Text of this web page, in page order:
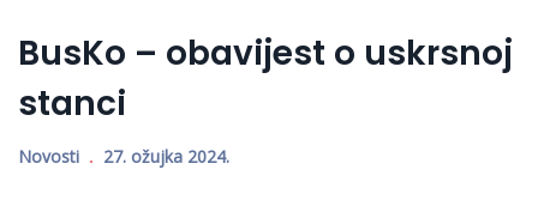
BusKo – obavijest o uskrsnoj
stanci
Novosti 27. ožujka 2024.